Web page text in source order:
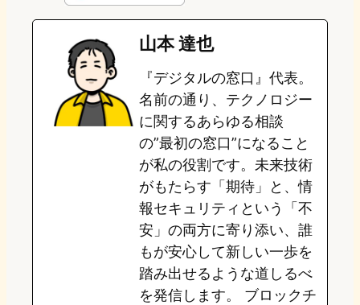
e
t
o
o
n
e
s
k
e
b
o
o
k
e
a
山本 達也
『デジタルの窓口』代表。
名前の通り、テクノロジー
に関するあらゆる相談
の”最初の窓口”になること
が私の役割です。未来技術
がもたらす「期待」と、情
報セキュリティという「不
安」の両方に寄り添い、誰
もが安心して新しい一歩を
踏み出せるような道しるべ
を発信します。 ブロックチ